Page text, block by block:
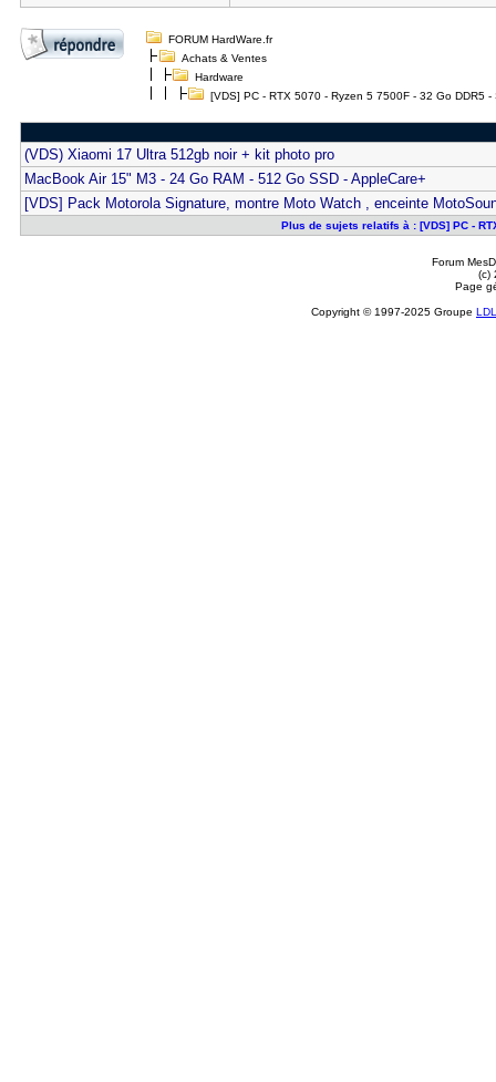
FORUM HardWare.fr
Achats & Ventes
Hardware
[VDS] PC - RTX 5070 - Ryzen 5 7500F - 32 Go DDR5 -
(VDS) Xiaomi 17 Ultra 512gb noir + kit photo pro
MacBook Air 15" M3 - 24 Go RAM - 512 Go SSD - AppleCare+
[VDS] Pack Motorola Signature, montre Moto Watch , enceinte
Plus de sujets relatifs à : [VDS] PC -
Forum
(c)
Page
Copyright © 1997-2025 Groupe